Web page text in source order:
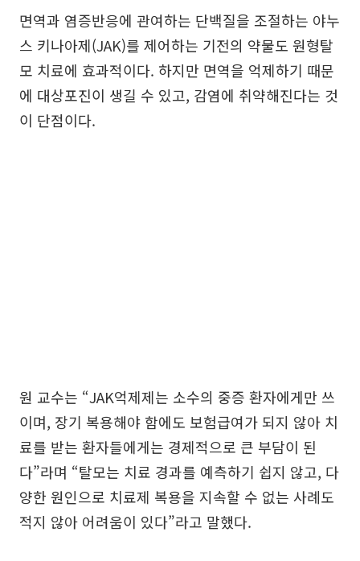
면역과 염증반응에 관여하는 단백질을 조절하는 야누
스 키나아제(JAK)를 제어하는 기전의 약물도 원형탈
모 치료에 효과적이다. 하지만 면역을 억제하기 때문
에 대상포진이 생길 수 있고, 감염에 취약해진다는 것
이 단점이다.
원 교수는 “JAK억제제는 소수의 중증 환자에게만 쓰
이며, 장기 복용해야 함에도 보험급여가 되지 않아 치
료를 받는 환자들에게는 경제적으로 큰 부담이 된
다”라며 “탈모는 치료 경과를 예측하기 쉽지 않고, 다
양한 원인으로 치료제 복용을 지속할 수 없는 사례도
적지 않아 어려움이 있다”라고 말했다.